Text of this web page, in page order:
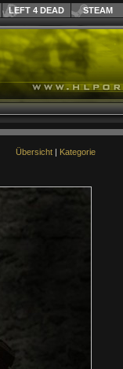
LEFT 4 DEAD STEAM
Übersicht| Kategorie